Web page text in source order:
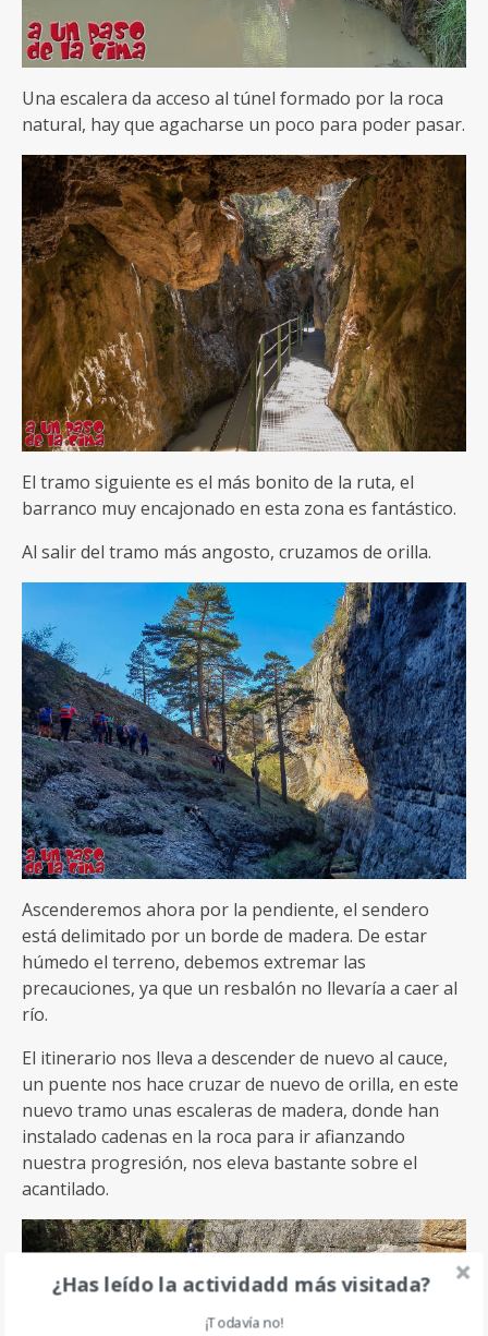
Una escalera da acceso al túnel formado por la roca
natural, hay que agacharse un poco para poder pasar.
El tramo siguiente es el más bonito de la ruta, el
barranco muy encajonado en esta zona es fantástico.
Al salir del tramo más angosto, cruzamos de orilla.
Ascenderemos ahora por la pendiente, el sendero
está delimitado por un borde de madera. De estar
húmedo el terreno, debemos extremar las
precauciones, ya que un resbalón no llevaría a caer al
río.
El itinerario nos lleva a descender de nuevo al cauce,
un puente nos hace cruzar de nuevo de orilla, en este
nuevo tramo unas escaleras de madera, donde han
instalado cadenas en la roca para ir afianzando
nuestra progresión, nos eleva bastante sobre el
acantilado.
¿Has leído la actividadd más visitada?
¡Todavía no!